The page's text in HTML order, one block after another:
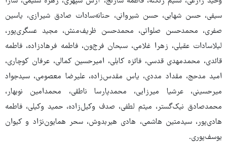
سیفی، حسن شهابی، حسن شیروانی، حنانه‌سادات صادق شیرازی، یاسین
صفری، محمدحسن صلواتی، محمدحسن ظریف‌منش، مجید عسگری‌پور،
لیلاسادات عقیلی، زهرا غلامی، سبحان فرج‌ون، فاطمه فرهادزاده، فاطمه
قائدی، محمدمهدی قدسی، فائزه کابلی، امیرحسین کمالی، عرفان کوچاری،
امید مدحج، مقداد مددی، یاس مقدس‌زاده، علیرضا معصومی، سیدجواد
میرحسینی، عرشیا میرزایی، محمدپارسا ناطقی، محمدامین نوبهار،
محمدصادق نیک‌گستر، میثم لطفی، صدف وکیل‌زاده، حمید وکیلی، فاطمه
هادی‌پور، سیدمتین هاشمی، هادی هیربدوش، سحر همایون‌نژاد و کیوان
یوسف‌پوری.